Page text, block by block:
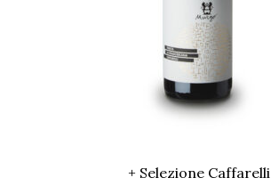
+ Selezione Caffarelli